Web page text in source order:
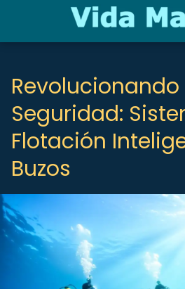
Revolucionando
Seguridad:
Flotación
Buzos